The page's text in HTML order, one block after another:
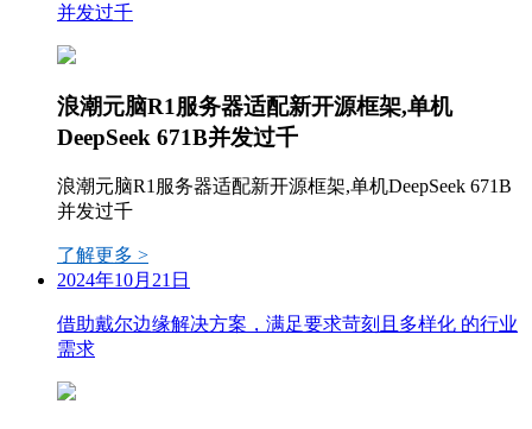
并发过千
浪潮元脑R1服务器适配新开源框架,单机
DeepSeek 671B并发过千
浪潮元脑R1服务器适配新开源框架,单机DeepSeek 671B
并发过千
了解更多 >
2024年10月21日
借助戴尔边缘解决方案，满足要求苛刻且多样化 的行业
需求